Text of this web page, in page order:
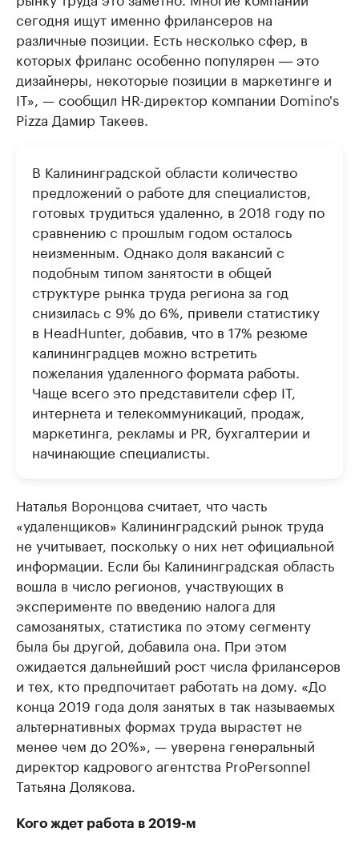
сегодня ищут именно фрилансеров на
различные позиции. Есть несколько сфер, в
которых фриланс особенно популярен ― это
дизайнеры, некоторые позиции в маркетинге и
IT», — сообщил HR-директор компании Domino's
Pizza Дамир Такеев.
В Калининградской области количество
предложений о работе для специалистов,
готовых трудиться удаленно, в 2018 году по
сравнению с прошлым годом осталось
неизменным. Однако доля вакансий с
подобным типом занятости в общей
структуре рынка труда региона за год
снизилась с 9% до 6%, привели статистику
в HeadHunter, добавив, что в 17% резюме
калининградцев можно встретить
пожелания удаленного формата работы.
Чаще всего это представители сфер IT,
интернета и телекоммуникаций, продаж,
маркетинга, рекламы и PR, бухгалтерии и
начинающие специалисты.
Наталья Воронцова считает, что часть
«удаленщиков» Калининградский рынок труда
не учитывает, поскольку о них нет официальной
информации. Если бы Калининградская область
вошла в число регионов, участвующих в
эксперименте по введению налога для
самозанятых, статистика по этому сегменту
была бы другой, добавила она. При этом
ожидается дальнейший рост числа фрилансеров
и тех, кто предпочитает работать на дому. «До
конца 2019 года доля занятых в так называемых
альтернативных формах труда вырастет не
менее чем до 20%», — уверена генеральный
директор кадрового агентства ProPersonnel
Татьяна Долякова.
Кого ждет работа в 2019-м